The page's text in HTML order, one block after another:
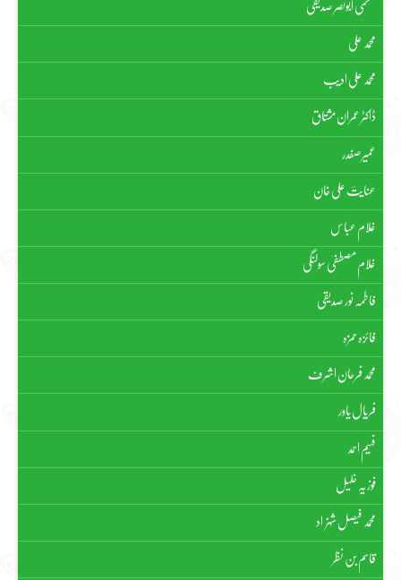
عظمیٰ ابونصر صدیقی
محمد علی
محمد علی ادیب
ڈاکٹر عمران مشتاق
عمیر صفدر
عنایتؔ علی خان
غلام عباس
غلام مصطفیٰ سولنگی
فاطمہ نور صدیقی
فائزہ حمزہ
محمد فرحان اشرف
فریال یاور
فہیم احمد
فوزیہ خلیل
محمد فیصل شہزاد
قاسم بن نظر